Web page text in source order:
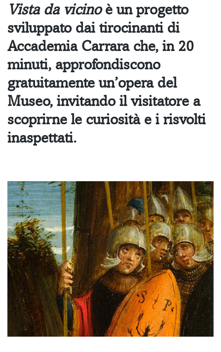
Vista da vicinoè un progetto
sviluppato dai tirocinanti di
Accademia Carrara che, in 20
minuti, approfondiscono
gratuitamente un’opera del
Museo, invitando il visitatore a
scoprirne le curiosità e i risvolti
inaspettati.